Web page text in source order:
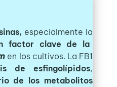
especialmente la
factor clave de la
en los cultivos. La FB1
de esfingolípidos,
de los metabolitos